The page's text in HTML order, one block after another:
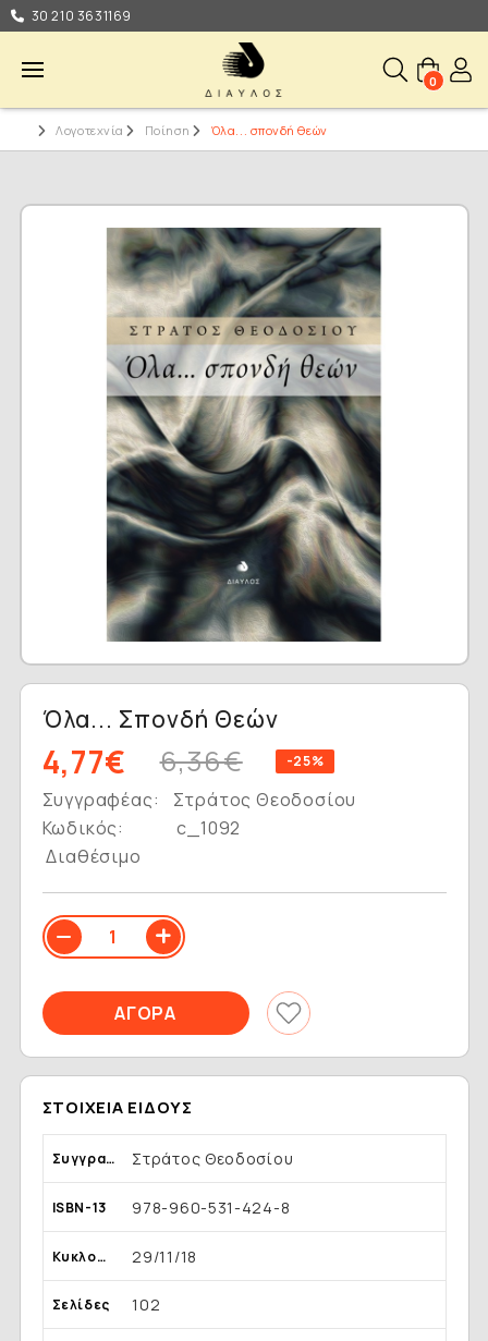
30 210 3631169
0
Λογοτεχνία Ποίηση Όλα... σπονδή θεών
Όλα... Σπονδή Θεών
4,77€ 6,36€ -25%
Συγγραφέας:
Στράτος Θεοδοσίου
Κωδικός:
c_1092
Διαθέσιμο
ΣΤΟΙΧΕΊΑ ΕΊΔΟΥΣ
Συγγραφέας Στράτος Θεοδοσίου
ISBN-13 978-960-531-424-8
Κυκλοφορία 29/11/18
Σελίδες 102